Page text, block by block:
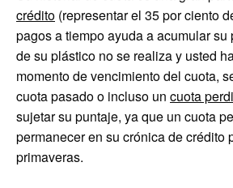
crédito (representar el 35 por ciento
pagos a tiempo ayuda a acumular
de su plástico no se realiza y usted
momento de vencimiento del cuota,
cuota pasado o incluso un cuota
sujetar su puntaje, ya que un cuota
permanecer en su crónica de crédito
primaveras.